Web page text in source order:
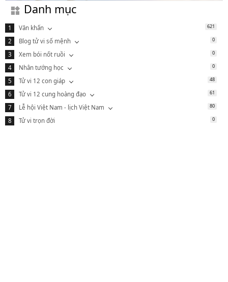
Danh mục
Văn khấn 621
Blog tử vi số mệnh 0
Xem bói nốt ruồi 0
Nhân tướng học 0
Tử vi 12 con giáp 48
Tử vi 12 cung hoàng đạo 61
Lễ hội Việt Nam - lịch Việt Nam 80
Tử vi trọn đời 0